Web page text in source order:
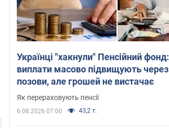
Українці "хакнули" Пенсійний фонд:
виплати масово підвищують через
позови, але грошей не вистачає
Як перераховують пенсії
6.08.2026 07:00 43,2 т.